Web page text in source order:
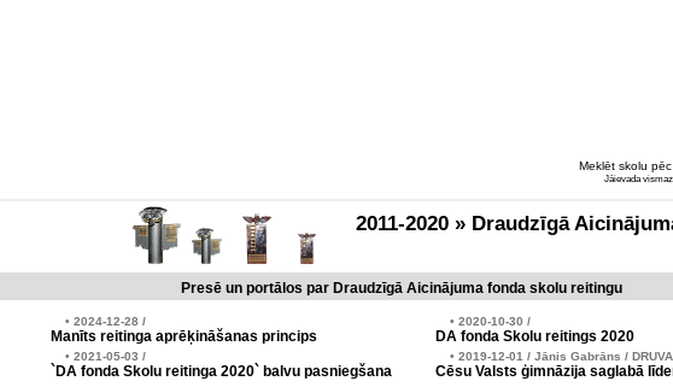
Meklēt skolu
Jāievada
2011-2020 » Draudzīgā
Presē un portālos par Draudzīgā Aicinājuma fonda skolu reitingu
• 2024-12-28 /
Manīts reitinga aprēķināšanas princips
• 2021-05-03 /
`DA fonda Skolu reitinga 2020` balvu pasniegšana
• 2020-10-30 /
DA fonda Skolu reitings 2020
• 2019-12-01 / Jānis Gabrāns / DRUVA
Cēsu Valsts ģimnāzija saglabā